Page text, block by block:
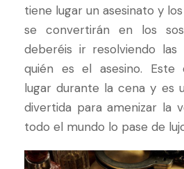
tiene lugar un asesinato y
se convertirán en los
deberéis ir resolviendo
quién es el asesino. Este
lugar durante la cena y es
divertida para amenizar la
todo el mundo lo pase de